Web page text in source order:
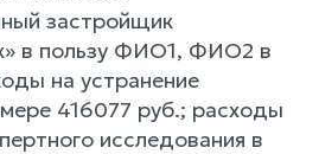
застройщик
в пользу ФИО1, ФИО2 в
на устранение
416077 руб.; расходы
исследования в